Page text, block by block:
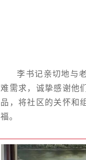
李书记亲切地与
难需求，诚挚感谢他
品，将社区的关怀和
福。